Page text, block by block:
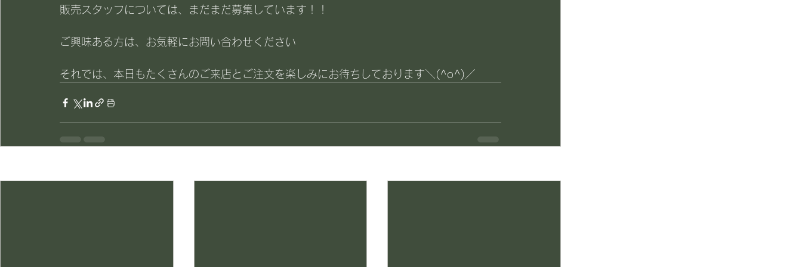
販売スタッフについては、まだまだ募集しています！！
ご興味ある方は、お気軽にお問い合わせください
それでは、本日もたくさんのご来店とご注文を楽しみにお待ちしております＼(^o^)／